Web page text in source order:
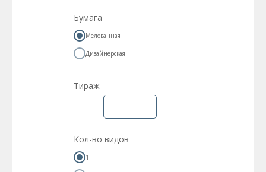
Бумага
Мелованная
Дизайнерская
Тираж
Кол-во видов
1